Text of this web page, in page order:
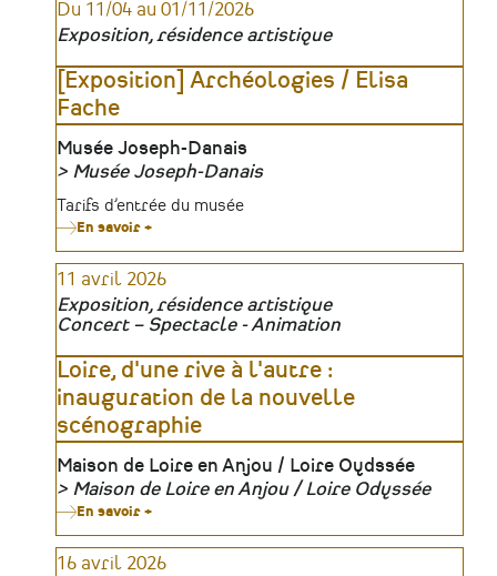
Maternités
archéologie
la
figure
Du 11/04 au 01/11/2026
Exposition, résidence artistique
[Exposition] Archéologies / Elisa
Fache
Lieu
Musée Joseph-Danais
Organisateur
Musée Joseph-Danais
Tarifs
Tarifs d’entrée du musée
En savoir +
Archéologies
/
Elisa
Fache
11 avril 2026
Exposition, résidence artistique
Concert – Spectacle - Animation
Loire, d'une rive à l'autre :
inauguration de la nouvelle
scénographie
Lieu
Maison de Loire en Anjou / Loire Oydssée
Organisateur
Maison de Loire en Anjou / Loire Odyssée
En savoir +
d'une
rive
16 avril 2026